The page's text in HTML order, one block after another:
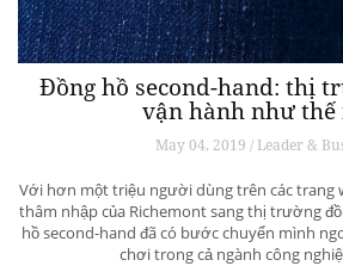
Đồng hồ second-hand: thị
vận hành như thế
May 04, 2019 / Leader &
Với hơn một triệu người dùng trên các trang
thâm nhập của Richemont sang thị trường
hồ second-hand đã có bước chuyển mình
chơi trong cả ngành công